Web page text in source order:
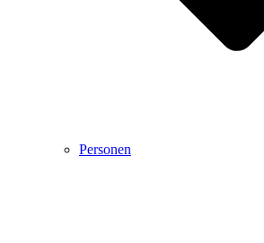
Personen